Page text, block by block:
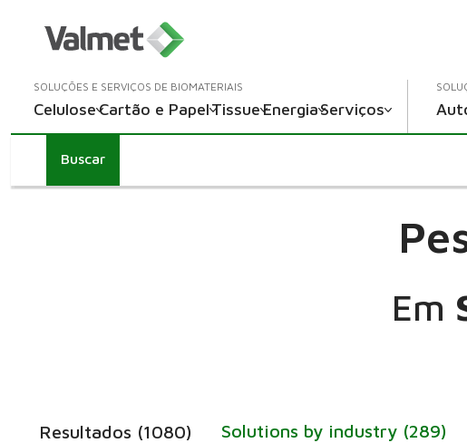
SOLUÇÕES E SERVIÇOS DE BIOMATERIAIS
CeluloseCartão e PapelTissueEnergiaServiços
Buscar
Em
Resultados (1080) Solutions by industry (289)